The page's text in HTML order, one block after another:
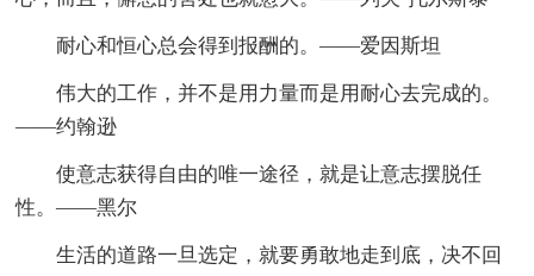
耐心和恒心总会得到报酬的。——爱因斯坦
伟大的工作，并不是用力量而是用耐心去完成的。
——约翰逊
使意志获得自由的唯一途径，就是让意志摆脱任
性。——黑尔
生活的道路一旦选定，就要勇敢地走到底，决不回